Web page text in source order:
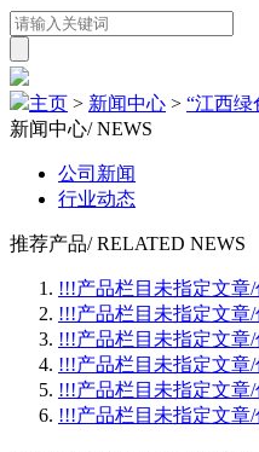
主页 > 新闻中心 > “江西绿
新闻中心/ NEWS
公司新闻
行业动态
推荐产品/ RELATED NEWS
!!!产品栏目未指定文章
!!!产品栏目未指定文章
!!!产品栏目未指定文章
!!!产品栏目未指定文章
!!!产品栏目未指定文章
!!!产品栏目未指定文章